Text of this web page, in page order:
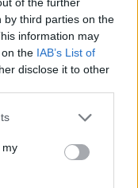
by third parties on the
information may
the IAB’s List of
disclose it to other
or more Google
You may click to
third-party tags to
in below Google
my
শোভাময় উদ্ভিদ
একটি স্বতন্ত্র
ঘাসটি মার্জিত,
হতে পারে, যা
এবং সুন্দর
চাষের জন্য
PM UTC